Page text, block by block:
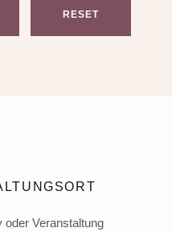
RESET
oder Veranstaltung